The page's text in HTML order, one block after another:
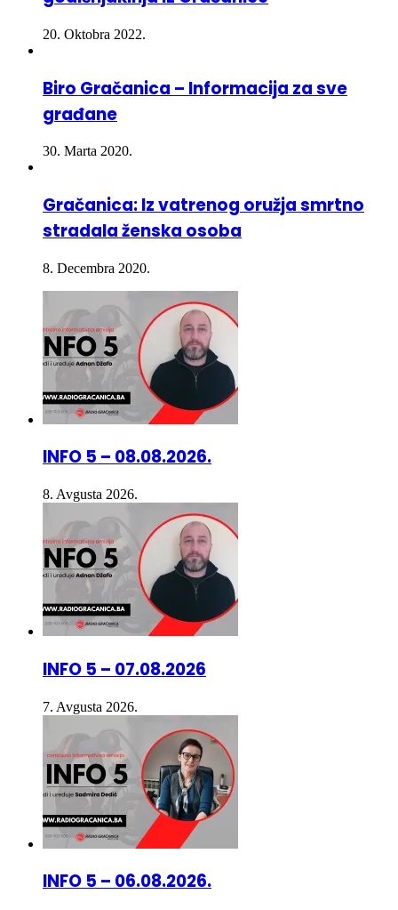
20. Oktobra 2022.
građane
30. Marta 2020.
stradala ženska osoba
8. Decembra 2020.
INFO 5 – 08.08.2026.
8. Avgusta 2026.
INFO 5 – 07.08.2026
7. Avgusta 2026.
INFO 5 – 06.08.2026.
6. Avgusta 2026.